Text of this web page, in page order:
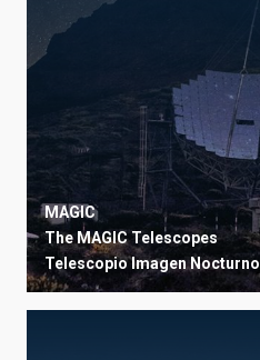
MAGIC
The MAGIC Telescopes
TelescopioImagenNocturno